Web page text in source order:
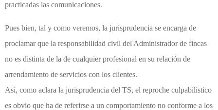
practicadas las comunicaciones.
Pues bien, tal y como veremos, la jurisprudencia se encarga de
proclamar que la responsabilidad civil del Administrador de fincas
no es distinta de la de cualquier profesional en su relación de
arrendamiento de servicios con los clientes.
Así, como aclara la jurisprudencia del TS, el reproche culpabilístico
es obvio que ha de referirse a un comportamiento no conforme a los